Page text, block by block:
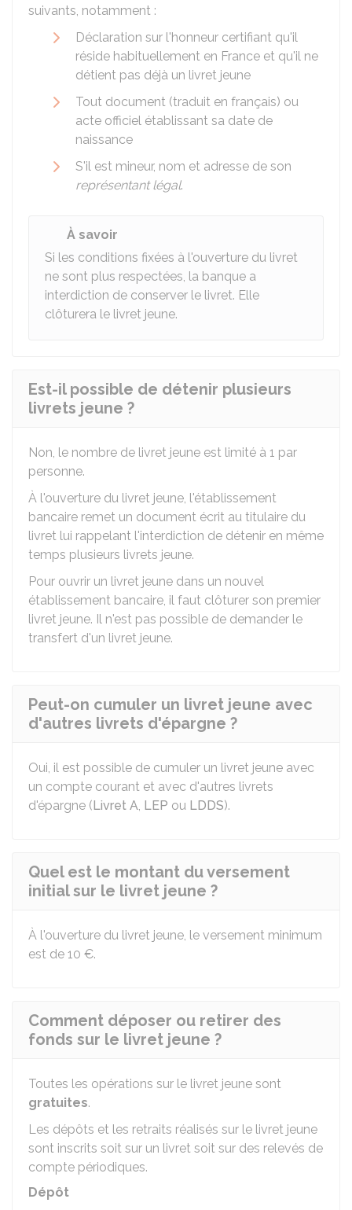
suivants, notamment :
Déclaration sur l'honneur certifiant qu'il
réside habituellement en France et qu'il ne
détient pas déjà un livret jeune
Tout document (traduit en français) ou
acte officiel établissant sa date de
naissance
S'il est mineur, nom et adresse de son
représentant légal.
À savoir
Si les conditions fixées à l'ouverture du livret
ne sont plus respectées, la banque a
interdiction de conserver le livret. Elle
clôturera le livret jeune.
Est-il possible de détenir plusieurs
livrets jeune ?
Non, le nombre de livret jeune est limité à 1 par
personne.
À l'ouverture du livret jeune, l'établissement
bancaire remet un document écrit au titulaire du
livret lui rappelant l'interdiction de détenir en même
temps plusieurs livrets jeune.
Pour ouvrir un livret jeune dans un nouvel
établissement bancaire, il faut clôturer son premier
livret jeune. Il n'est pas possible de demander le
transfert d'un livret jeune.
Peut-on cumuler un livret jeune avec
d'autres livrets d'épargne ?
Oui, il est possible de cumuler un livret jeune avec
un compte courant et avec d'autres livrets
d'épargne (Livret A, LEP ou LDDS).
Quel est le montant du versement
initial sur le livret jeune ?
À l'ouverture du livret jeune, le versement minimum
est de 10 €.
Comment déposer ou retirer des
fonds sur le livret jeune ?
Toutes les opérations sur le livret jeune sont
gratuites.
Les dépôts et les retraits réalisés sur le livret jeune
sont inscrits soit sur un livret soit sur des relevés de
compte périodiques.
Dépôt